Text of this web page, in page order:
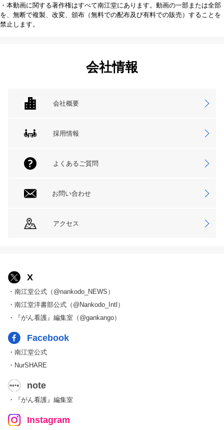
・本動画に関する著作権はすべて南江堂にあります。動画の一部または全部
を、無断で複製、改変、頒布（無料での配布及び有料での販売）することを
禁止します。
会社情報
会社概要
採用情報
よくあるご質問
お問い合わせ
アクセス
X
・南江堂公式（@nankodo_NEWS）
・南江堂洋書部公式（@Nankodo_Intl）
・『がん看護』編集室（@gankango）
Facebook
・南江堂公式
・NurSHARE
note
・『がん看護』編集室
Instagram